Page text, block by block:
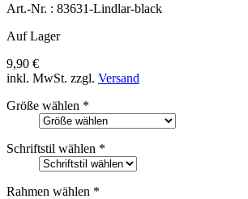
Art.-Nr. : 83631-Lindlar-black
Auf Lager
9,90 €
inkl. MwSt. zzgl. Versand
Größe wählen *
Schriftstil wählen *
Rahmen wählen *